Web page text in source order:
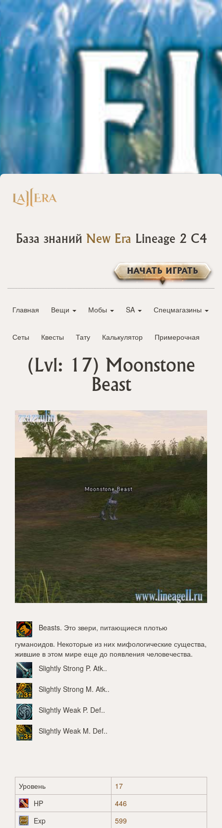
База знаний New Era Lineage 2 C4
НАЧАТЬ ИГРАТЬ
Главная Вещи Мобы SA Спецмагазины
Сеты Квесты Тату Калькулятор Примерочная
(Lvl: 17) Moonstone
Beast
Beasts. Это звери, питающиеся плотью
гуманоидов. Некоторые из них мифологические существа,
жившие в этом мире еще до появления человечества.
Slightly Strong P. Atk..
Slightly Strong M. Atk..
Slightly Weak P. Def..
Slightly Weak M. Def..
Уровень
17
HP
446
Exp
599